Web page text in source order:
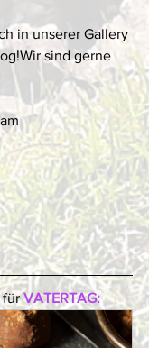
in unserer Gallery
sind gerne
für VATERTAG: